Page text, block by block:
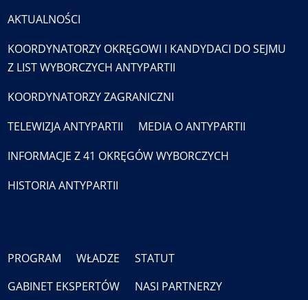
AKTUALNOŚCI
KOORDYNATORZY OKRĘGOWI I KANDYDACI DO SEJMU
Z LIST WYBORCZYCH ANTYPARTII
KOORDYNATORZY ZAGRANICZNI
TELEWIZJA ANTYPARTII
MEDIA O ANTYPARTII
INFORMACJE Z 41 OKRĘGÓW WYBORCZYCH
HISTORIA ANTYPARTII
PROGRAM WŁADZE
STATUT
GABINET EKSPERTÓW
NASI PARTNERZY